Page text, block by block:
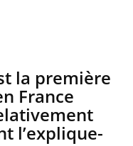
la première
France
l’explique-